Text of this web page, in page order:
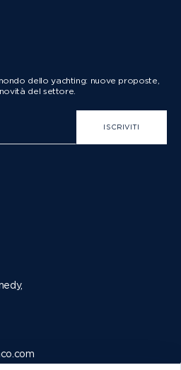
dello yachting: nuove proposte,
del settore.
ISCRIVITI